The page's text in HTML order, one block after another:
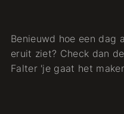
Benieuwd hoe een dag
eruit ziet? Check dan
Falter 'je gaat het